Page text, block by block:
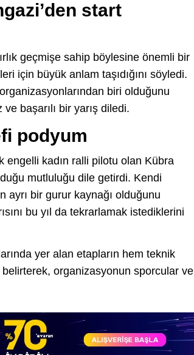
start
geçmişe sahip böylesine önemli bir
için büyük anlam taşıdığını söyledi.
biri olduğunu
başarılı bir yarış diledi.
podyum
engelli kadın ralli pilotu olan Kübra
mutluluğu dile getirdi. Kendi
ayrı bir gurur kaynağı olduğunu
bu yıl da tekrarlamak istediklerini
yer alan etapların hem teknik
organizasyonun sporcular ve